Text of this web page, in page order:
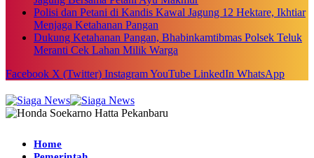
Polisi dan Petani di Kandis Kawal Jagung 12 Hektare, Ikhtiar
Menjaga Ketahanan Pangan
Dukung Ketahanan Pangan, Bhabinkamtibmas Polsek Teluk
Meranti Cek Lahan Milik Warga
Facebook X (Twitter) InstagramYouTube LinkedIn WhatsApp
Home